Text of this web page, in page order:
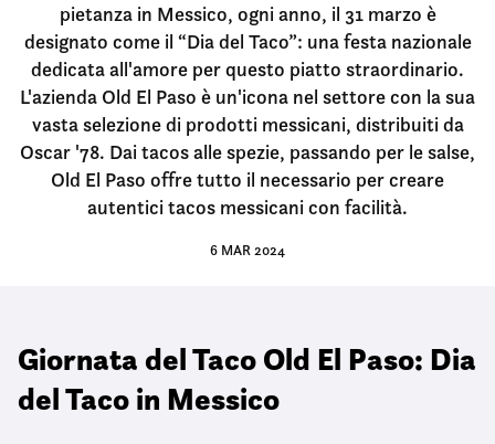
pietanza in Messico, ogni anno, il 31 marzo è
designato come il “Dia del Taco”: una festa nazionale
dedicata all'amore per questo piatto straordinario.
L'azienda Old El Paso è un'icona nel settore con la sua
vasta selezione di prodotti messicani, distribuiti da
Oscar '78. Dai tacos alle spezie, passando per le salse,
Old El Paso offre tutto il necessario per creare
autentici tacos messicani con facilità.
6 MAR 2024
Giornata del Taco Old El Paso: Dia
del Taco in Messico